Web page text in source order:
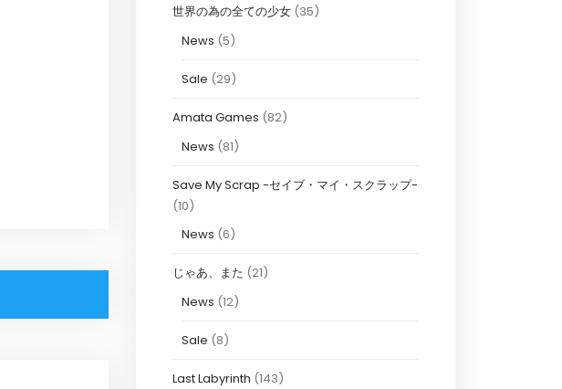
世界の為の全ての少女 (35)
News (5)
Sale (29)
Amata Games (82)
News (81)
Save My Scrap -セイブ・マイ・スクラップ-
(10)
News (6)
じゃあ、また (21)
News (12)
Sale (8)
Last Labyrinth (143)